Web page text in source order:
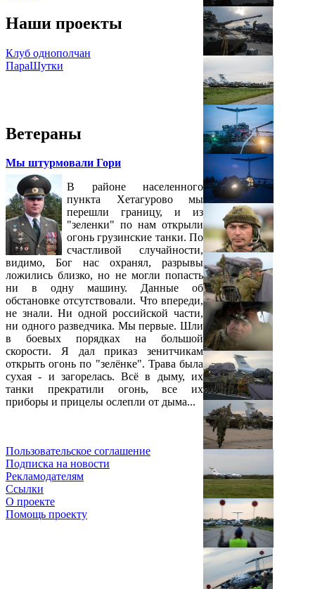
Наши проекты
Клуб однополчан
ПараШутки
Ветераны
Мы штурмовали Гори
В районе населенного
пункта Хетагурово мы
перешли границу, и из
"зеленки" по нам открыли
огонь грузинские танки. По
счастливой случайности,
видимо, Бог нас охранял, разрывы
ложились близко, но не могли попасть
ни в одну машину. Данные об
обстановке отсутствовали. Что впереди,
не знали. Ни одной российской части,
ни одного разведчика. Мы первые. Шли
в боевых порядках на большой
скорости. Я дал приказ зенитчикам
открыть огонь по "зелёнке". Трава была
сухая - и загорелась. Всё в дыму, их
танки прекратили огонь, все их
приборы и прицелы ослепли от дыма...
Пользовательское соглашение
Подписка на новости
Рекламодателям
Ссылки
О проекте
Помощь проекту